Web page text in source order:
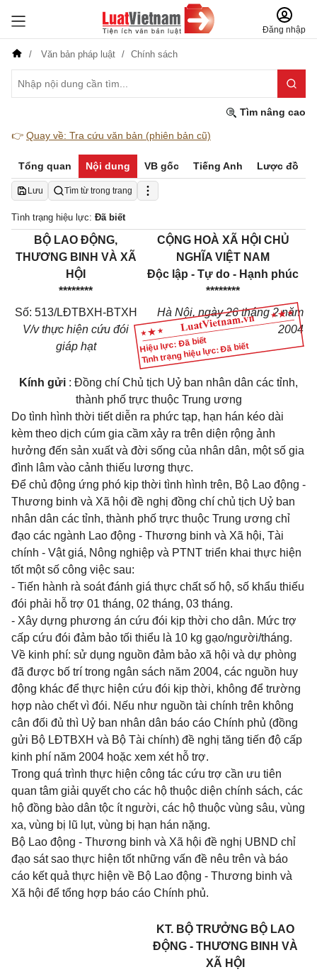
Đăng nhập
Văn bản pháp luật Chính sách
Tìm nâng cao
👉 Quay về: Tra cứu văn bản (phiên bản cũ)
Tổng quan Nội dung VB gốc Tiếng Anh Lược đồ
Lưu Tìm từ trong trang
Tình trạng hiệu lực: Đã biết
Hiệu lực: Đã biết
Tình trạng hiệu lực: Đã biết
BỘ LAO ĐỘNG,
THƯƠNG BINH VÀ XÃ
HỘI
********
CỘNG HOÀ XÃ HỘI CHỦ
NGHĨA VIỆT NAM
Độc lập - Tự do - Hạnh phúc
********
Số: 513/LĐTBXH-BTXH
V/v thực hiện cứu đói
giáp hạt
Hà Nội, ngày 26 tháng 2 năm
2004
Kính gửi : Đồng chí Chủ tịch Uỷ ban nhân dân các tỉnh,
thành phố trực thuộc Trung ương
Do tình hình thời tiết diễn ra phức tạp, hạn hán kéo dài
kèm theo dịch cúm gia cầm xảy ra trên diện rộng ảnh
hưởng đến sản xuất và đời sống của nhân dân, một số gia
đình lâm vào cảnh thiếu lương thực.
Để chủ động ứng phó kịp thời tình hình trên, Bộ Lao động -
Thương binh và Xã hội đề nghị đồng chí chủ tịch Uỷ ban
nhân dân các tỉnh, thành phố trực thuộc Trung ương chỉ
đạo các ngành Lao động - Thương binh và Xã hội, Tài
chính - Vật giá, Nông nghiệp và PTNT triển khai thực hiện
tốt một số công việc sau:
- Tiến hành rà soát đánh giá thực chất số hộ, số khẩu thiếu
đói phải hỗ trợ 01 tháng, 02 tháng, 03 tháng.
- Xây dựng phương án cứu đói kịp thời cho dân. Mức trợ
cấp cứu đói đảm bảo tối thiểu là 10 kg gạo/người/tháng.
Về kinh phí: sử dụng nguồn đảm bảo xã hội và dự phòng
đã được bố trí trong ngân sách năm 2004, các nguồn huy
động khác để thực hiện cứu đói kịp thời, không để trường
hợp nào chết vì đói. Nếu như nguồn tài chính trên không
cân đối đủ thì Uỷ ban nhân dân báo cáo Chính phủ (đồng
gửi Bộ LĐTBXH và Bộ Tài chính) đề nghị tăng tiến độ cấp
kinh phí năm 2004 hoặc xem xét hỗ trợ.
Trong quá trình thực hiện công tác cứu trợ cần ưu tiên
quan tâm giải quyết cho các hộ thuộc diện chính sách, các
hộ đồng bào dân tộc ít người, các hộ thuộc vùng sâu, vùng
xa, vùng bị lũ lụt, vùng bị hạn hán nặng.
Bộ Lao động - Thương binh và Xã hội đề nghị UBND chỉ
đạo sát sao thực hiện tốt những vấn đề nêu trên và báo
cáo kết quả thực hiện về Bộ Lao động - Thương binh và
Xã hội để tổng hợp báo cáo Chính phủ.
KT. BỘ TRƯỞNG BỘ LAO
ĐỘNG - THƯƠNG BINH VÀ
XÃ HỘI